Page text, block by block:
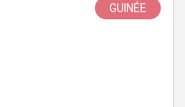
GUINÉE